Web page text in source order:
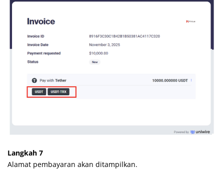
Langkah 7
Alamat pembayaran akan ditampilkan.